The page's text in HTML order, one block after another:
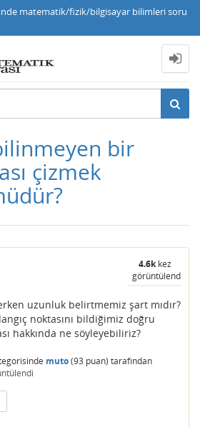
matematik/fizik/bilgisayar bilimleri soru
bir
çizmek
4.6kkez
görüntülendi
uzunluk belirtmemiz şart mıdır?
noktasını bildiğimiz doğru
hakkında ne söyleyebiliriz?
muto(93 puan) tarafından